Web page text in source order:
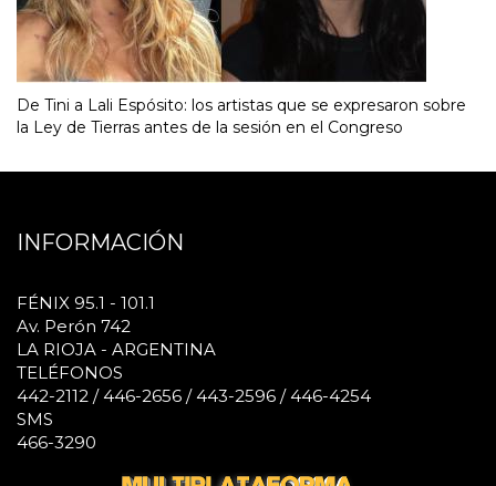
De Tini a Lali Espósito: los artistas que se expresaron sobre
la Ley de Tierras antes de la sesión en el Congreso
INFORMACIÓN
FÉNIX 95.1 - 101.1
Av. Perón 742
LA RIOJA - ARGENTINA
TELÉFONOS
442-2112 / 446-2656 / 443-2596 / 446-4254
SMS
466-3290